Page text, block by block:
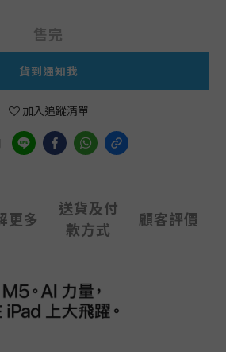
售完
貨到通知我
加入追蹤清單
更多
送貨及付
款方式
顧客評價